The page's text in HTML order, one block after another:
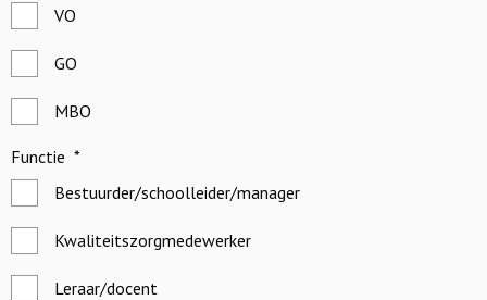
VO
GO
MBO
Functie *
Bestuurder/schoolleider/manager
Kwaliteitszorgmedewerker
Leraar/docent